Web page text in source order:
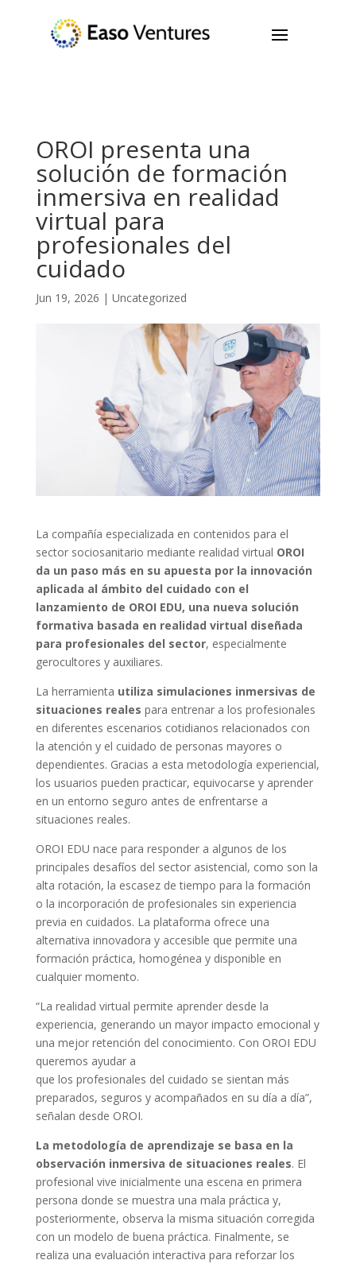
OROI presenta una
solución de formación
inmersiva en realidad
virtual para
profesionales del
cuidado
Jun 19, 2026 | Uncategorized
La compañía especializada en contenidos para el
sector sociosanitario mediante realidad virtual OROI
da un paso más en su apuesta por la innovación
aplicada al ámbito del cuidado con el
lanzamiento de OROI EDU, una nueva solución
formativa basada en realidad virtual diseñada
para profesionales del sector, especialmente
gerocultores y auxiliares.
La herramienta utiliza simulaciones inmersivas de
situaciones reales para entrenar a los profesionales
en diferentes escenarios cotidianos relacionados con
la atención y el cuidado de personas mayores o
dependientes. Gracias a esta metodología experiencial,
los usuarios pueden practicar, equivocarse y aprender
en un entorno seguro antes de enfrentarse a
situaciones reales.
OROI EDU nace para responder a algunos de los
principales desafíos del sector asistencial, como son la
alta rotación, la escasez de tiempo para la formación
o la incorporación de profesionales sin experiencia
previa en cuidados. La plataforma ofrece una
alternativa innovadora y accesible que permite una
formación práctica, homogénea y disponible en
cualquier momento.
“La realidad virtual permite aprender desde la
experiencia, generando un mayor impacto emocional y
una mejor retención del conocimiento. Con OROI EDU
queremos ayudar a
que los profesionales del cuidado se sientan más
preparados, seguros y acompañados en su día a día”,
señalan desde OROI.
La metodología de aprendizaje se basa en la
observación inmersiva de situaciones reales. El
profesional vive inicialmente una escena en primera
persona donde se muestra una mala práctica y,
posteriormente, observa la misma situación corregida
con un modelo de buena práctica. Finalmente, se
realiza una evaluación interactiva para reforzar los